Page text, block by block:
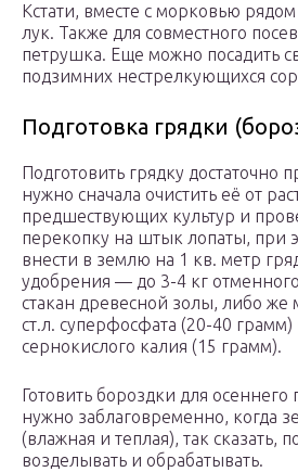
Кстати, вместе с морковью
лук. Также для совместного
петрушка. Еще можно посадить
подзимних нестрелкующихся
Подготовка грядки
Подготовить грядку достаточно
нужно сначала очистить её от
предшествующих культур и
перекопку на штык лопаты, при
внести в землю на 1 кв. метр
удобрения — до 3-4 кг
стакан древесной золы, либо
ст.л. суперфосфата (20-40 грамм)
сернокислого калия (15 грамм).
Готовить бороздки для осеннего
нужно заблаговременно, когда
(влажная и теплая), так сказать,
возделывать и обрабатывать.